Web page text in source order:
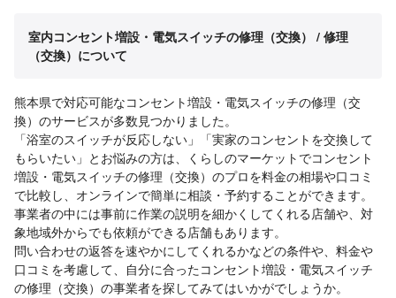
室内コンセント増設・電気スイッチの修理（交換） / 修理
（交換）について
熊本県で対応可能なコンセント増設・電気スイッチの修理（交
換）のサービスが多数見つかりました。
「浴室のスイッチが反応しない」「実家のコンセントを交換して
もらいたい」とお悩みの方は、くらしのマーケットでコンセント
増設・電気スイッチの修理（交換）のプロを料金の相場や口コミ
で比較し、オンラインで簡単に相談・予約することができます。
事業者の中には事前に作業の説明を細かくしてくれる店舗や、対
象地域外からでも依頼ができる店舗もあります。
問い合わせの返答を速やかにしてくれるかなどの条件や、料金や
口コミを考慮して、自分に合ったコンセント増設・電気スイッチ
の修理（交換）の事業者を探してみてはいかがでしょうか。